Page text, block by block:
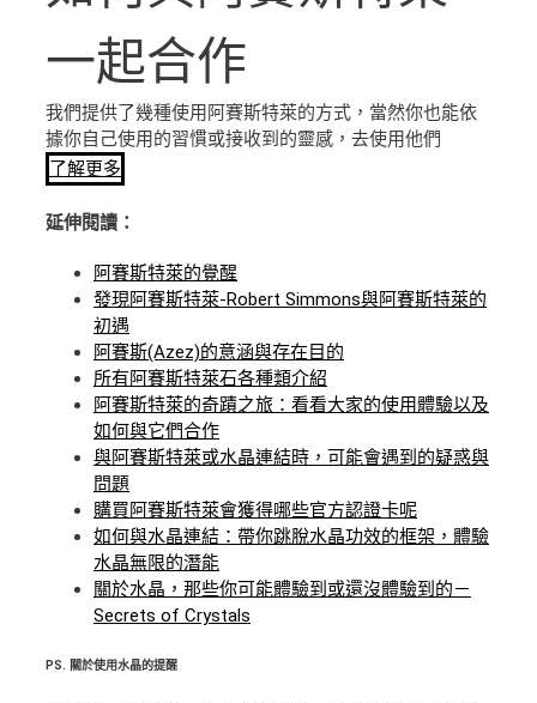
一起合作
我們提供了幾種使用阿賽斯特萊的方式，當然你也能依
據你自己使用的習慣或接收到的靈感，去使用他們
了解更多
延伸閱讀：
阿賽斯特萊的覺醒
發現阿賽斯特萊-Robert Simmons與阿賽斯特萊的
初遇
阿賽斯(Azez)的意涵與存在目的
所有阿賽斯特萊石各種類介紹
阿賽斯特萊的奇蹟之旅：看看大家的使用體驗以及
如何與它們合作
與阿賽斯特萊或水晶連結時，可能會遇到的疑惑與
問題
購買阿賽斯特萊會獲得哪些官方認證卡呢
如何與水晶連結：帶你跳脫水晶功效的框架，體驗
水晶無限的潛能
關於水晶，那些你可能體驗到或還沒體驗到的－
Secrets of Crystals
PS. 關於使用水晶的提醒